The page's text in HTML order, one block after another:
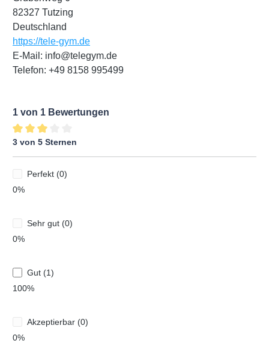
82327 Tutzing
Deutschland
https://tele-gym.de
E-Mail: info@telegym.de
Telefon: +49 8158 995499
1 von 1 Bewertungen
Durchschnittliche Bewertung von 3 von 5 Sternen
3 von 5 Sternen
Perfekt (0)
0%
Sehr gut (0)
0%
Gut (1)
100%
Akzeptierbar (0)
0%